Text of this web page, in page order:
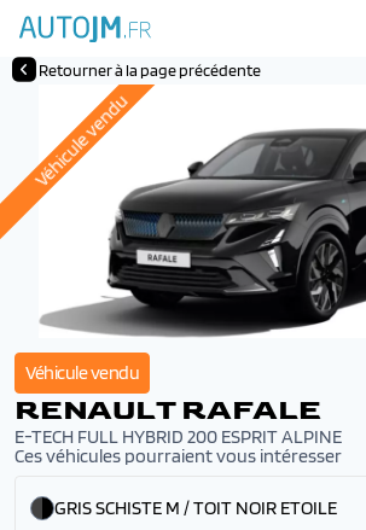
Retourner à la page précédente
Véhicule vendu
Véhicule vendu
RENAULT RAFALE
E-TECH FULL HYBRID 200 ESPRIT ALPINE
Ces véhicules pourraient vous intéresser
GRIS SCHISTE M / TOIT NOIR ETOILE